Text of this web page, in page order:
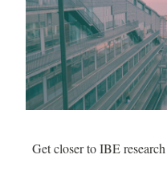
Get closer to IBE